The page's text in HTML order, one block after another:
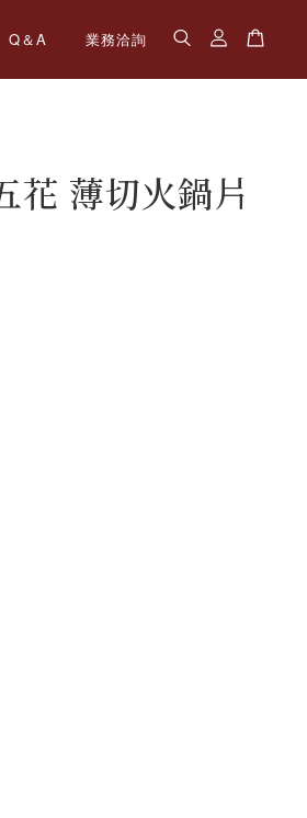
Q＆A 業務洽詢
薄切火鍋片